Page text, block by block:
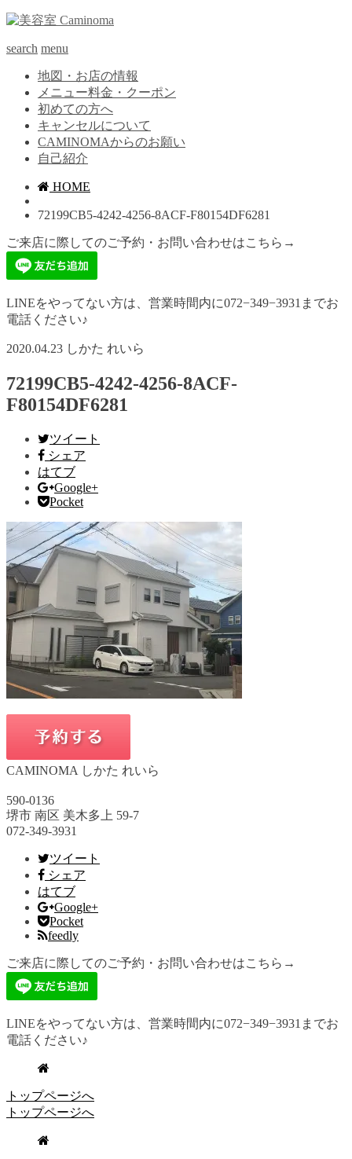
search menu
地図・お店の情報
メニュー料金・クーポン
初めての方へ
キャンセルについて
CAMINOMAからのお願い
自己紹介
HOME
72199CB5-4242-4256-8ACF-F80154DF6281
ご来店に際してのご予約・お問い合わせはこちら→
LINEをやってない方は、営業時間内に072−349−3931までお
電話ください♪
2020.04.23 しかた れいら
72199CB5-4242-4256-8ACF-
F80154DF6281
ツイート
シェア
はてブ
Google+
Pocket
CAMINOMA しかた れいら
590-0136
堺市 南区 美木多上 59-7
072-349-3931
ツイート
シェア
はてブ
Google+
Pocket
feedly
ご来店に際してのご予約・お問い合わせはこちら→
LINEをやってない方は、営業時間内に072−349−3931までお
電話ください♪
トップページへ
トップページへ